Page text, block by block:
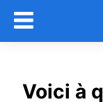
Voici à